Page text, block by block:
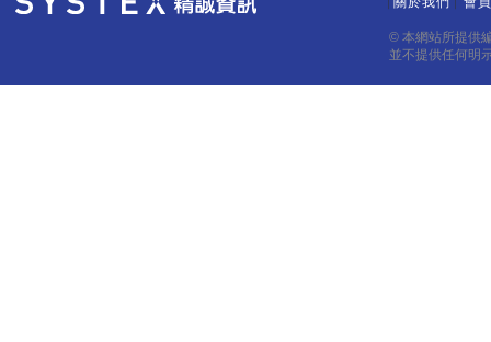
© 本網站所提供
並不提供任何明